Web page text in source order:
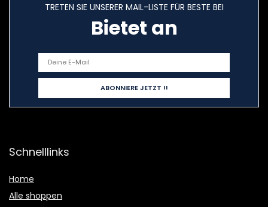
TRETEN SIE UNSERER MAIL-LISTE FÜR BESTE BEI
Bietet an
Schnelllinks
Home
Alle shoppen